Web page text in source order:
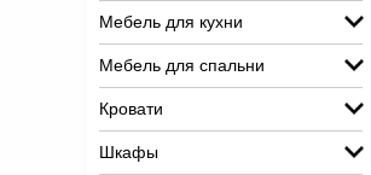
Мебель для кухни
Мебель для спальни
Кровати
Шкафы